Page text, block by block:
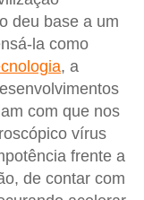
deu base a um
la como
, a
com que nos
vírus
frente a
de contar com